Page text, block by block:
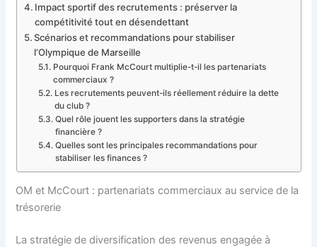
Impact sportif des recrutements : préserver la
compétitivité tout en désendettant
Scénarios et recommandations pour stabiliser
l’Olympique de Marseille
Pourquoi Frank McCourt multiplie-t-il les partenariats
commerciaux ?
Les recrutements peuvent-ils réellement réduire la dette
du club ?
Quel rôle jouent les supporters dans la stratégie
financière ?
Quelles sont les principales recommandations pour
stabiliser les finances ?
OM et McCourt : partenariats commerciaux au service de la
trésorerie
La stratégie de diversification des revenus engagée à